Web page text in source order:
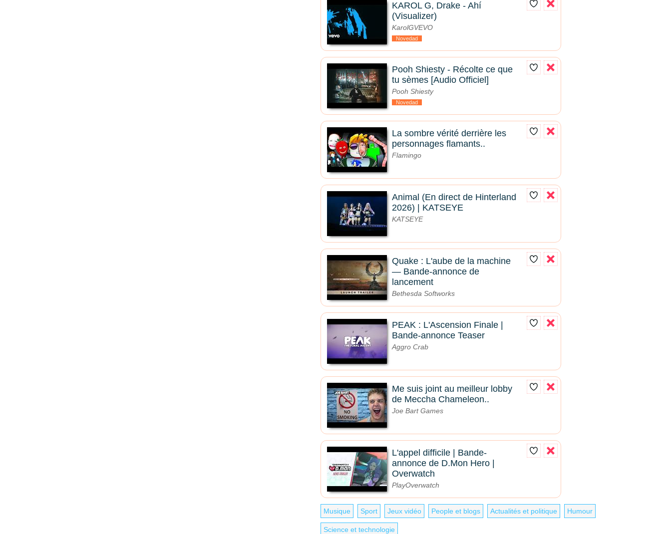
KAROL G, Drake - Ahí
(Visualizer)
KarolGVEVO
Novedad
Pooh Shiesty - Récolte ce que
tu sèmes [Audio Officiel]
Pooh Shiesty
Novedad
La sombre vérité derrière les
personnages flamants..
Flamingo
Animal (En direct de Hinterland
2026) | KATSEYE
KATSEYE
Quake : L'aube de la machine
— Bande-annonce de
lancement
Bethesda Softworks
PEAK : L'Ascension Finale |
Bande-annonce Teaser
Aggro Crab
Me suis joint au meilleur lobby
de Meccha Chameleon..
Joe Bart Games
L'appel difficile | Bande-
annonce de D.Mon Hero |
Overwatch
PlayOverwatch
Musique Sport Jeux vidéo People et blogs Actualités et politique Humour
Science et technologie